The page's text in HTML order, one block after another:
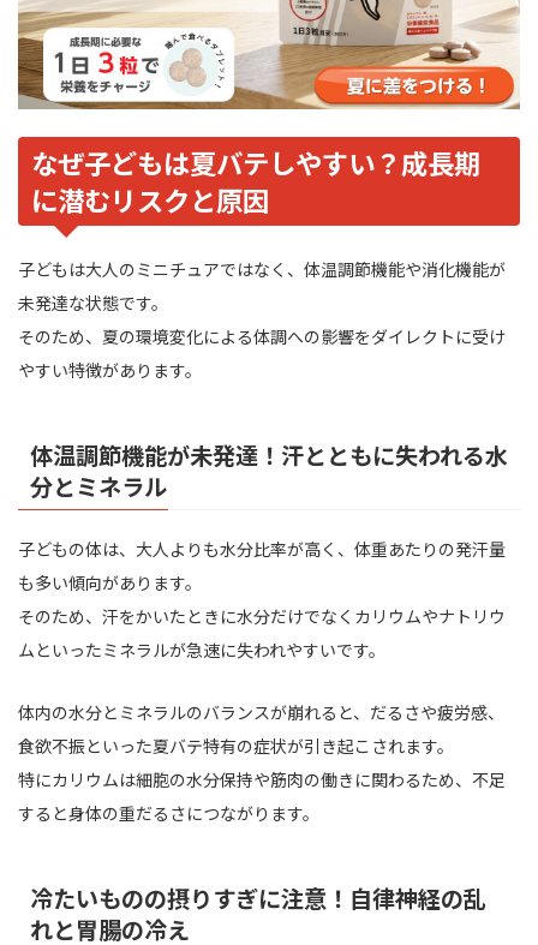
なぜ子どもは夏バテしやすい？成長期
に潜むリスクと原因
子どもは大人のミニチュアではなく、体温調節機能や消化機能が
未発達な状態です。
そのため、夏の環境変化による体調への影響をダイレクトに受け
やすい特徴があります。
体温調節機能が未発達！汗とともに失われる水
分とミネラル
子どもの体は、大人よりも水分比率が高く、体重あたりの発汗量
も多い傾向があります。
そのため、汗をかいたときに水分だけでなくカリウムやナトリウ
ムといったミネラルが急速に失われやすいです。
体内の水分とミネラルのバランスが崩れると、だるさや疲労感、
食欲不振といった夏バテ特有の症状が引き起こされます。
特にカリウムは細胞の水分保持や筋肉の働きに関わるため、不足
すると身体の重だるさにつながります。
冷たいものの摂りすぎに注意！自律神経の乱
れと胃腸の冷え